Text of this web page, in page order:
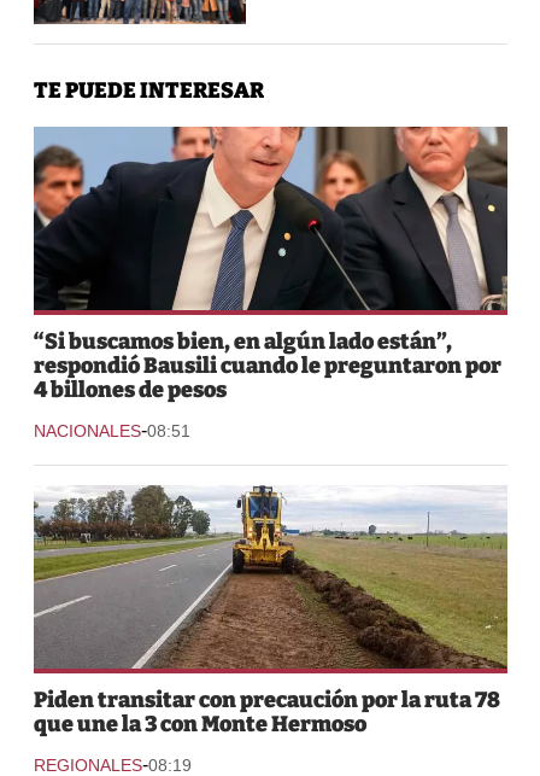
TE PUEDE INTERESAR
“Si buscamos bien, en algún lado están”,
respondió Bausili cuando le preguntaron por
4 billones de pesos
NACIONALES-08:51
Piden transitar con precaución por la ruta 78
que une la 3 con Monte Hermoso
REGIONALES-08:19